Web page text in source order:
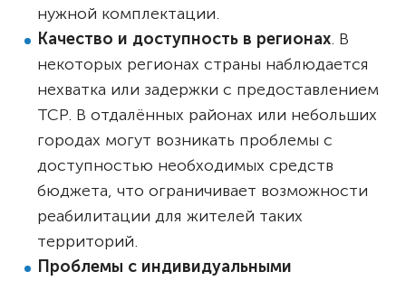
нужной комплектации.
Качество и доступность в регионах. В
некоторых регионах страны наблюдается
нехватка или задержки с предоставлением
ТСР. В отдалённых районах или небольших
городах могут возникать проблемы с
доступностью необходимых средств
бюджета, что ограничивает возможности
реабилитации для жителей таких
территорий.
Проблемы с индивидуальными